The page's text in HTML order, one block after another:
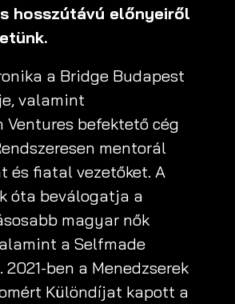
hosszútávú előnyeiről
a Bridge Budapest
valamint
Ventures befektető cég
mentorál
és fiatal vezetőket. A
óta beválogatja a
magyar nők
a Selfmade
ben a Menedzserek
Különdíjat kapott a